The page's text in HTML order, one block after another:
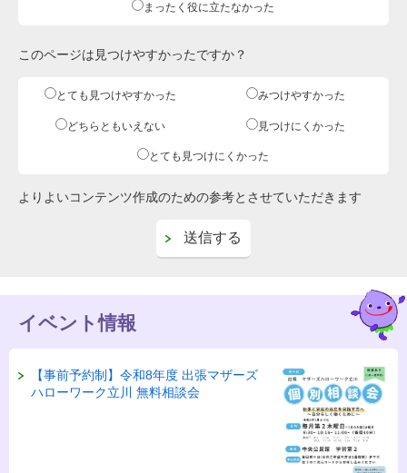
まったく役に立たなかった
このページは見つけやすかったですか？
とても見つけやすかった みつけやすかった
どちらともいえない 見つけにくかった
とても見つけにくかった
よりよいコンテンツ作成のための参考とさせていただきます
イベント情報
【事前予約制】令和8年度 出張マザーズ
ハローワーク立川 無料相談会